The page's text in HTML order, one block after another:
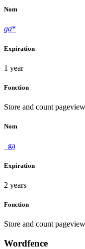
Nom
ga*
Expiration
1 year
Fonction
Store and count
Nom
_ga
Expiration
2 years
Fonction
Store and count
Wordfence